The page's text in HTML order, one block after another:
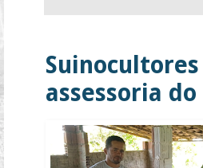
assessoria do